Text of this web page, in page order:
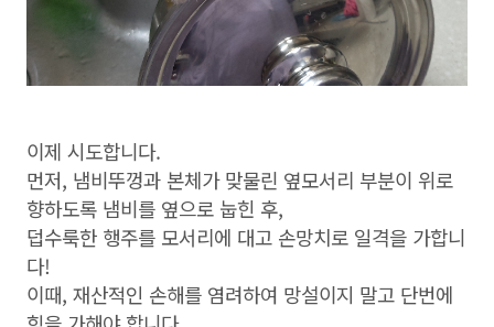
이제 시도합니다.
먼저, 냄비뚜껑과 본체가 맞물린 옆모서리 부분이 위로
향하도록 냄비를 옆으로 눕힌 후,
덥수룩한 행주를 모서리에 대고 손망치로 일격을 가합니
다!
이때, 재산적인 손해를 염려하여 망설이지 말고 단번에